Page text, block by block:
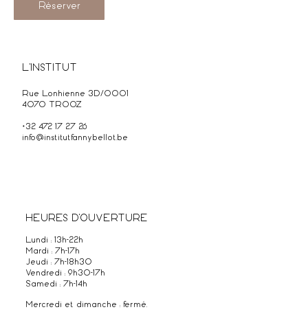
n
Réserver
L'INSTITUT
Rue Lonhienne 3D/0001
4070 TROOZ
+32 472 17 27 26
info@institutfannybellot.be
HEURES D'OUVERTURE
Lundi : 13h-22h
Mardi : 7h-17h
Jeudi : 7h-18h30
Vendredi : 9h30-17h
Samedi : 7h-14h
Mercredi et dimanche : fermé.